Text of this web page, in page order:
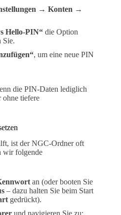
→ Konten →
Hello-PIN“ die Option
Sie.
, um eine neue PIN
die PIN-Daten lediglich
ohne tiefere
ist der NGC-Ordner oft
wir folgende
an (oder booten Sie
– dazu halten Sie beim Start
gedrückt).